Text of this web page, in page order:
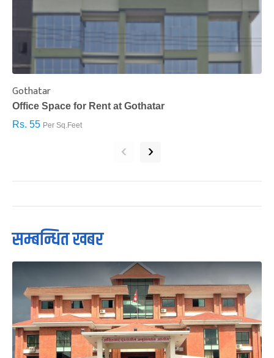
Gothatar
Office Space for Rent at Gothatar
Rs. 55 Per Sq.Feet
‹ ›
सम्बन्धित खबर